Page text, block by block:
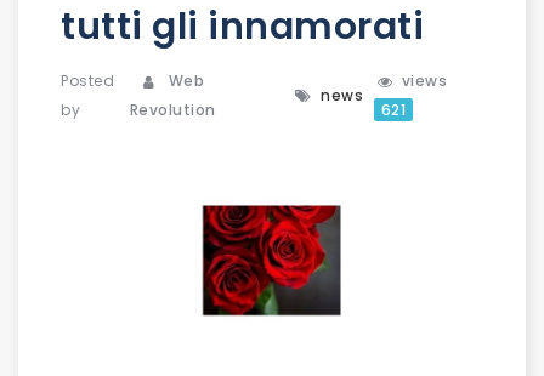
tutti gli innamorati
Posted
by
Web
Revolution
news
views
621